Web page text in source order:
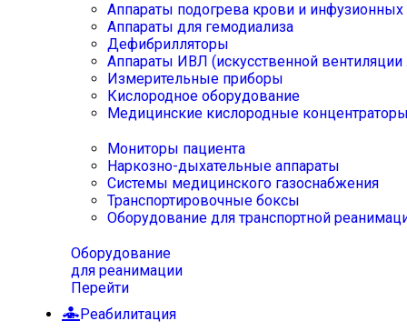
Аппараты подогрева крови и инфузионных
Аппараты для гемодиализа
Дефибрилляторы
Аппараты ИВЛ (искусственной вентиляции
Измерительные приборы
Кислородное оборудование
Медицинские кислородные
Мониторы пациента
Наркозно-дыхательные аппараты
Системы медицинского газоснабжения
Транспортировочные боксы
Оборудование для транспортной
Оборудование
для реанимации
Перейти
Реабилитация